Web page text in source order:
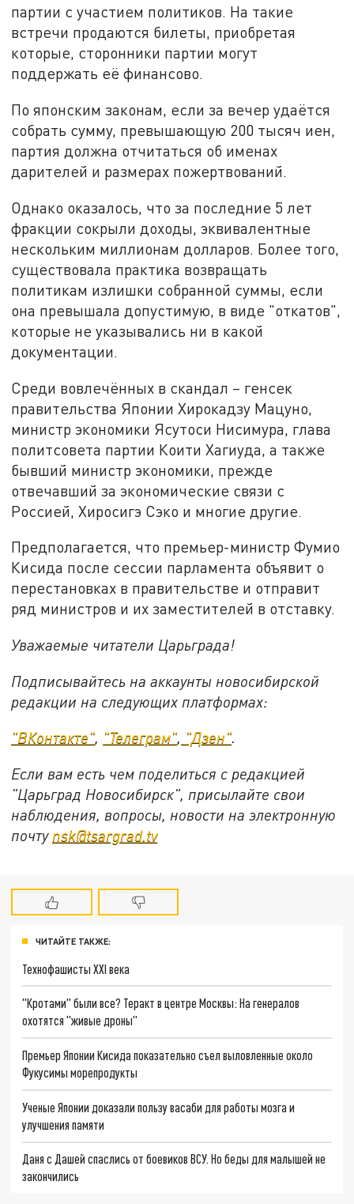
партии с участием политиков. На такие
встречи продаются билеты, приобретая
которые, сторонники партии могут
поддержать её финансово.
По японским законам, если за вечер удаётся
собрать сумму, превышающую 200 тысяч иен,
партия должна отчитаться об именах
дарителей и размерах пожертвований.
Однако оказалось, что за последние 5 лет
фракции сокрыли доходы, эквивалентные
нескольким миллионам долларов. Более того,
существовала практика возвращать
политикам излишки собранной суммы, если
она превышала допустимую, в виде "откатов",
которые не указывались ни в какой
документации.
Среди вовлечённых в скандал – генсек
правительства Японии Хирокадзу Мацуно,
министр экономики Ясутоси Нисимура, глава
политсовета партии Коити Хагиуда, а также
бывший министр экономики, прежде
отвечавший за экономические связи с
Россией, Хиросигэ Сэко и многие другие.
Предполагается, что премьер-министр Фумио
Кисида после сессии парламента объявит о
перестановках в правительстве и отправит
ряд министров и их заместителей в отставку.
Уважаемые читатели Царьграда!
Подписывайтесь на аккаунты новосибирской
редакции на следующих платформах:
"ВКонтакте", "Телеграм", "Дзен".
Если вам есть чем поделиться с редакцией
"Царьград Новосибирск", присылайте свои
наблюдения, вопросы, новости на электронную
почту nsk@tsargrad.tv
ЧИТАЙТЕ ТАКЖЕ:
Технофашисты XXI века
"Кротами" были все? Теракт в центре Москвы: На генералов
охотятся "живые дроны"
Премьер Японии Кисида показательно съел выловленные около
Фукусимы морепродукты
Ученые Японии доказали пользу васаби для работы мозга и
улучшения памяти
Даня с Дашей спаслись от боевиков ВСУ. Но беды для малышей не
закончились